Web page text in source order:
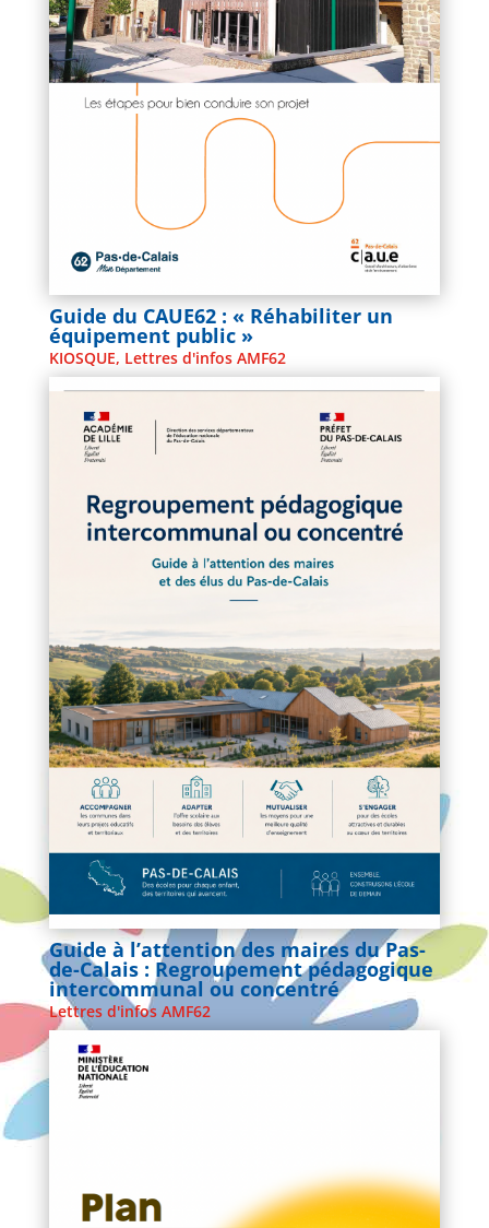
Guide du CAUE62 : « Réhabiliter un
équipement public »
KIOSQUE, Lettres d'infos AMF62
Guide à l’attention des maires du Pas-
de-Calais : Regroupement pédagogique
intercommunal ou concentré
Lettres d'infos AMF62